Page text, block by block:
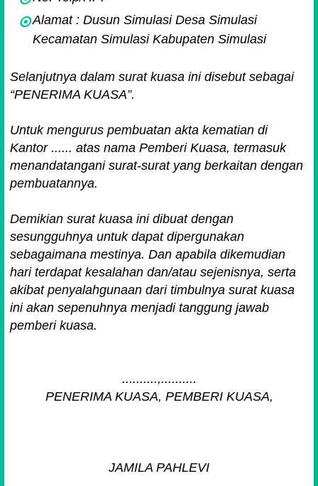
Alamat : Dusun Simulasi Desa Simulasi
Kecamatan Simulasi Kabupaten Simulasi
Selanjutnya dalam surat kuasa ini disebut sebagai
“PENERIMA KUASA”.
Untuk mengurus pembuatan akta kematian di
Kantor ...... atas nama Pemberi Kuasa, termasuk
menandatangani surat-surat yang berkaitan dengan
pembuatannya.
Demikian surat kuasa ini dibuat dengan
sesungguhnya untuk dapat dipergunakan
sebagaimana mestinya. Dan apabila dikemudian
hari terdapat kesalahan dan/atau sejenisnya, serta
akibat penyalahgunaan dari timbulnya surat kuasa
ini akan sepenuhnya menjadi tanggung jawab
pemberi kuasa.
..........,..........
PENERIMA KUASA, PEMBERI KUASA,
JAMILA PAHLEVI